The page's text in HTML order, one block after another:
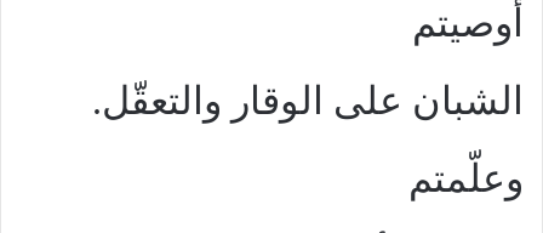
أوصيتم
الشبان على الوقار والتعقّل.
وعلّمتم